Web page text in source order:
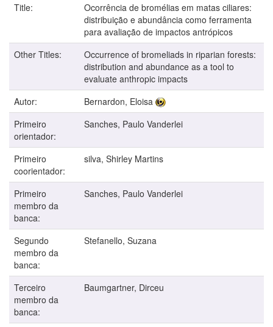
Title:
Ocorrência de bromélias em matas ciliares:
distribuição e abundância como ferramenta
para avaliação de impactos antrópicos
Other Titles:
Occurrence of bromeliads in riparian forests:
distribution and abundance as a tool to
evaluate anthropic impacts
Autor:
Bernardon, Eloisa
Primeiro
orientador:
Sanches, Paulo Vanderlei
Primeiro
coorientador:
silva, Shirley Martins
Primeiro
membro da
banca:
Sanches, Paulo Vanderlei
Segundo
membro da
banca:
Stefanello, Suzana
Terceiro
membro da
banca:
Baumgartner, Dirceu